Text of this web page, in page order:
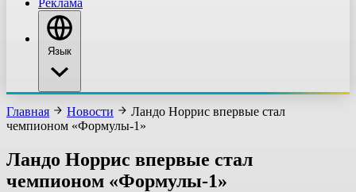
Реклама
Язык
Главная Новости
Ландо Норрис впервые стал
чемпионом «Формулы-1»
Ландо Норрис впервые стал
чемпионом «Формулы-1»